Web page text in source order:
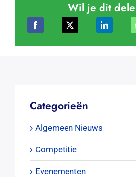
Wil je dit
Categorieën
Algemeen Nieuws
Competitie
Evenementen